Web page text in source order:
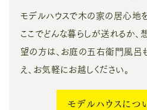
モデルハウスで木の家の居心地
ここでどんな暮らしが送れるか、
望の方は、お庭の五右衛門風呂
え、お気軽にお越しください。
モデルハウスにつ